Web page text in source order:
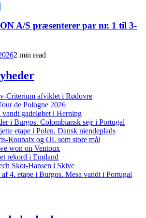
A/S præsenterer par nr. 1 til 3-
2 min read
Criterium afviklet i Rødovre
de Pologne 2026
vandt gadeløbet i Herning
i Burgos. Colombiansk sejr i Portugal
etape i Polen. Dansk niendeplads
Roubaix og OL som store mål
won on Ventoux
rekord i England
Skot-Hansen i Skive
4. etape i Burgos. Mesa vandt i Portugal